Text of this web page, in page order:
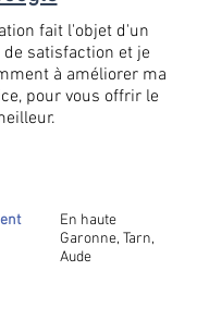
fait l'objet d'un
satisfaction et je
à améliorer ma
pour vous offrir le
En haute
Garonne, Tarn,
Aude